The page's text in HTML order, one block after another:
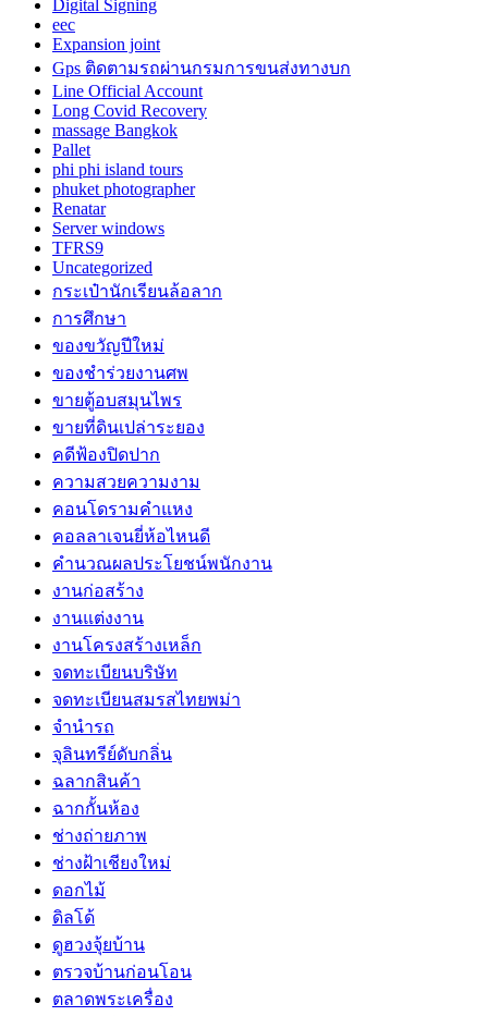
Digital Signing
eec
Expansion joint
Gps ติดตามรถผ่านกรมการขนส่งทางบก
Line Official Account
Long Covid Recovery
massage Bangkok
Pallet
phi phi island tours
phuket photographer
Renatar
Server windows
TFRS9
Uncategorized
กระเป๋านักเรียนล้อลาก
การศึกษา
ของขวัญปีใหม่
ของชำร่วยงานศพ
ขายตู้อบสมุนไพร
ขายที่ดินเปล่าระยอง
คดีฟ้องปิดปาก
ความสวยความงาม
คอนโดรามคำแหง
คอลลาเจนยี่ห้อไหนดี
คำนวณผลประโยชน์พนักงาน
งานก่อสร้าง
งานแต่งงาน
งานโครงสร้างเหล็ก
จดทะเบียนบริษัท
จดทะเบียนสมรสไทยพม่า
จำนำรถ
จุลินทรีย์ดับกลิ่น
ฉลากสินค้า
ฉากกั้นห้อง
ช่างถ่ายภาพ
ช่างฝ้าเชียงใหม่
ดอกไม้
ดิลโด้
ดูฮวงจุ้ยบ้าน
ตรวจบ้านก่อนโอน
ตลาดพระเครื่อง